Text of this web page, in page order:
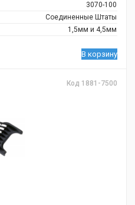
3070-100
Соединенные Штаты
1,5мм и 4,5мм
В корзину
Код 1881-7500